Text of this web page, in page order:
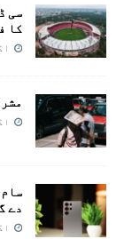
سی
کا
دے